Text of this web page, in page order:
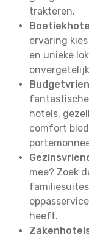
trakteren.
ervaring
en unieke
hotels,
comfort
mee? Zoek
heeft.